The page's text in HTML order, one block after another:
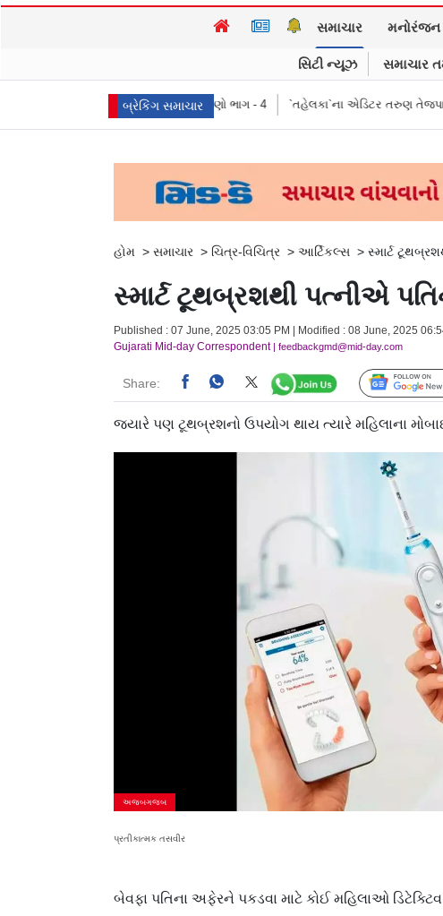
સમાચાર મનોરંજન
સિટી ન્યૂઝ સમાચાર
બ્રેકિંગ સમાચાર
પ્રભાવ, અને લક્ષણો ભાગ - 4 `તહેલકા`ના એડિટર તરુણ તેજપાલ દોષિત, ૨૦૧૩માં
હોમ > સમાચાર > ચિત્ર-વિચિત્ર > આર્ટિકલ્સ > સ્માર્ટ
સ્માર્ટ ટૂથબ્રશથી પત્નીએ
Published : 07 June, 2025 03:05 PM | Modified : 08 June, 2025
Gujarati Mid-day Correspondent| feedbackgmd@mid-day.com
Share: Follow
જ્યારે પણ ટૂથબ્રશનો ઉપયોગ થાય ત્યારે મહિલાના
અજબગજબ
પ્રતીકાત્મક તસવીર
બેવફા પતિના અફેરને પકડવા માટે કોઈ મહિલાઓ